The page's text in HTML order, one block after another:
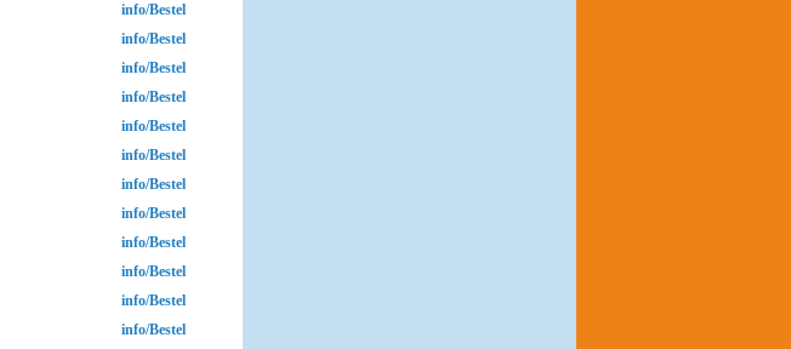
info/Bestel
info/Bestel
info/Bestel
info/Bestel
info/Bestel
info/Bestel
info/Bestel
info/Bestel
info/Bestel
info/Bestel
info/Bestel
info/Bestel